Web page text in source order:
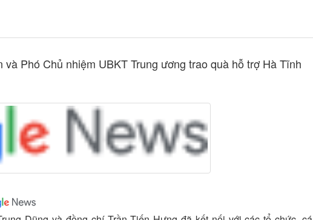
Phó Chủ nhiệm UBKT Trung ương trao quà hỗ trợ Hà Tĩnh